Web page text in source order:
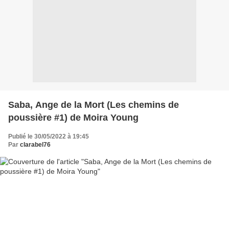
Saba, Ange de la Mort (Les chemins de
poussière #1) de Moira Young
Publié le 30/05/2022 à 19:45
Par clarabel76